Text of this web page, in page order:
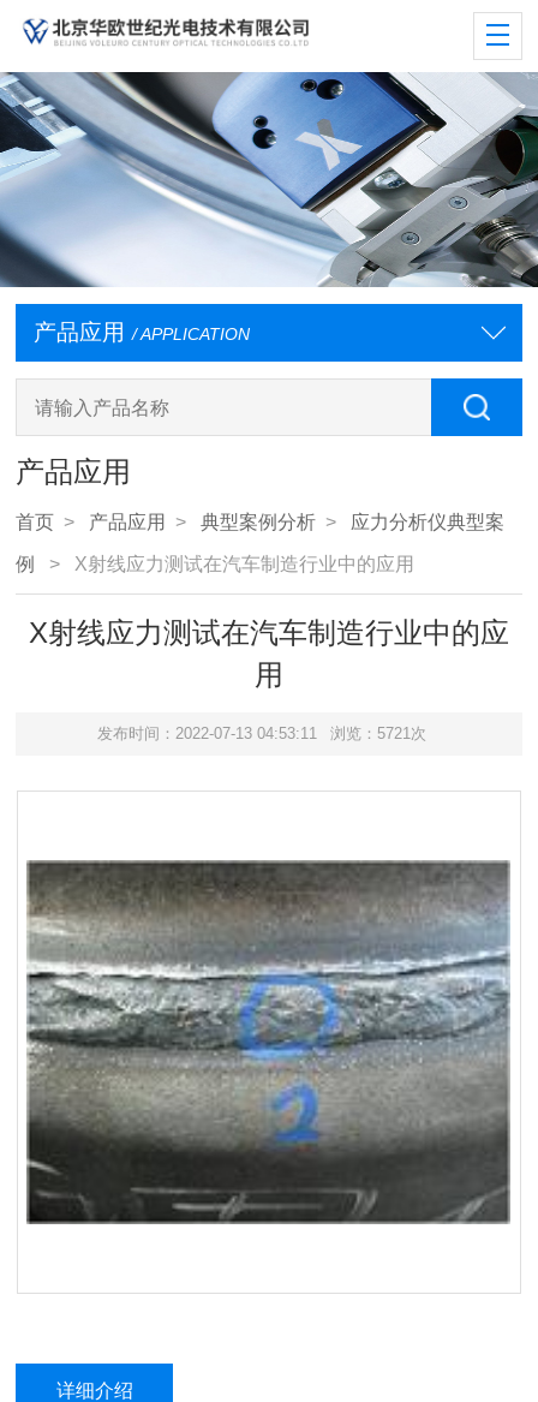
产品应用 / APPLICATION
产品应用
首页 > 产品应用 >典型案例分析 > 应力分析仪典型案
例 > X射线应力测试在汽车制造行业中的应用
X射线应力测试在汽车制造行业中的应
用
发布时间：2022-07-13 04:53:11 浏览：5721次
详细介绍